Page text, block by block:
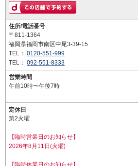
住所/電話番号
〒811-1364
福岡県福岡市南区中尾3-39-15
TEL： 0120-551-999
TEL： 092-551-8333
営業時間
午前10時〜午後7時
定休日
第2火曜
【臨時営業日のお知らせ】
2026年8月11日(火曜)
【臨時休業日のお知らせ】